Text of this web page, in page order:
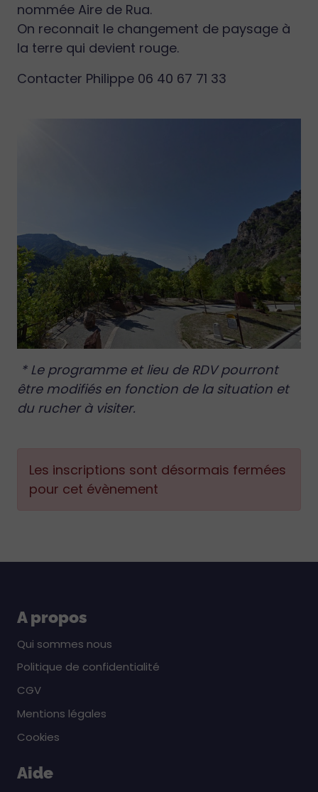
nommée Aire de Rua.
On reconnait le changement de paysage à
la terre qui devient rouge.
Contacter Philippe 06 40 67 71 33
* Le programme et lieu de RDV pourront
être modifiés en fonction de la situation et
du rucher à visiter.
Les inscriptions sont désormais fermées
pour cet évènement
A propos
Qui sommes nous
Politique de confidentialité
CGV
Mentions légales
Cookies
Aide